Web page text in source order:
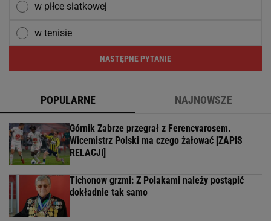
w piłce siatkowej
w tenisie
NASTĘPNE PYTANIE
POPULARNE NAJNOWSZE
Górnik Zabrze przegrał z Ferencvarosem.
Wicemistrz Polski ma czego żałować [ZAPIS
RELACJI]
Tichonow grzmi: Z Polakami należy postąpić
dokładnie tak samo